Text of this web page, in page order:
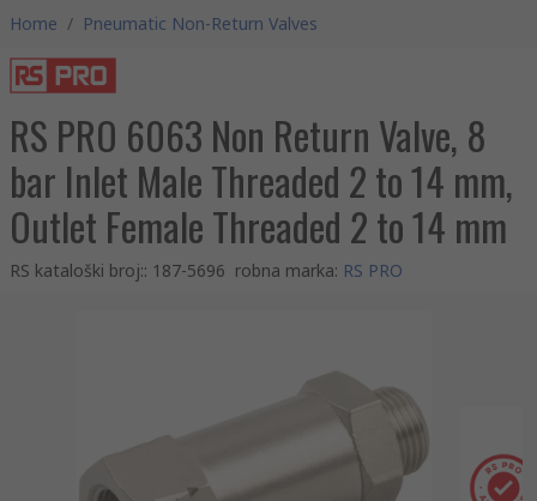
Home / Pneumatic Non-Return Valves
RS PRO 6063 Non Return Valve, 8
bar Inlet Male Threaded 2 to 14 mm,
Outlet Female Threaded 2 to 14 mm
RS kataloški broj:: 187-5696 robna marka: RS PRO